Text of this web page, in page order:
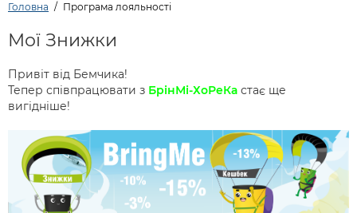
Головна Програма лояльності
Мої Знижки
Привіт від Бемчика!
Тепер співпрацювати з БрінМі-ХоРеКа стає ще
вигідніше!